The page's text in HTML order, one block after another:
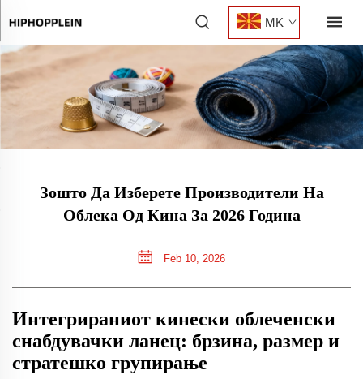
MK
Зошто Да Изберете Производители На
Облека Од Кина За 2026 Година
Feb 10, 2026
Интегрираниот кинески облеченски
снабдувачки ланец: брзина, размер и
стратешко групирање